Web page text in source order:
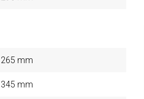
265 mm
345 mm